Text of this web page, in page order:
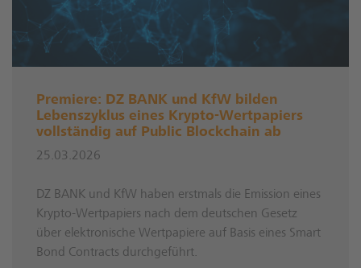
Premiere: DZ BANK und KfW bilden
Lebenszyklus eines Krypto-Wertpapiers
vollständig auf Public Blockchain ab
25.03.2026
DZ BANK und KfW haben erstmals die Emission eines
Krypto-Wertpapiers nach dem deutschen Gesetz
über elektronische Wertpapiere auf Basis eines Smart
Bond Contracts durchgeführt.